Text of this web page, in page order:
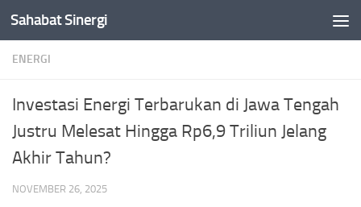
Skip to content
Sahabat Sinergi
ENERGI
Investasi Energi Terbarukan di Jawa Tengah
Justru Melesat Hingga Rp6,9 Triliun Jelang
Akhir Tahun?
NOVEMBER 26, 2025